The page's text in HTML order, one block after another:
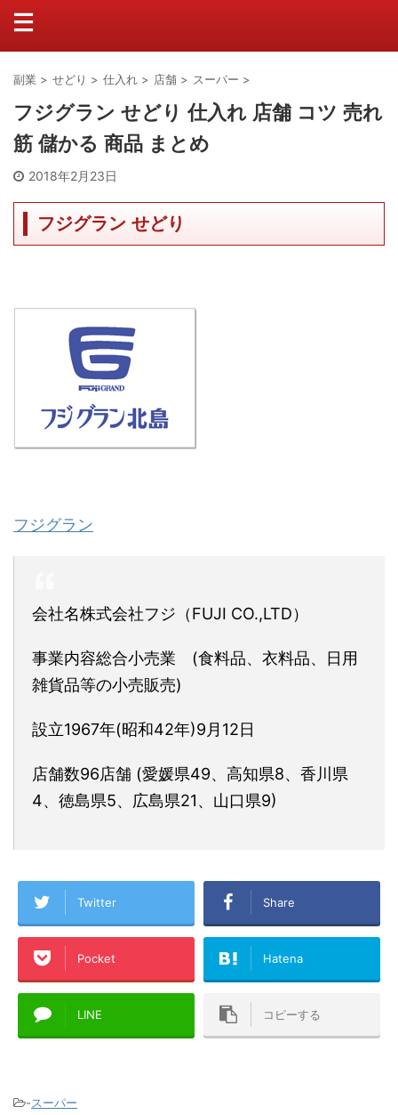
副業 > せどり > 仕入れ > 店舗 > スーパー >
フジグラン せどり 仕入れ 店舗 コツ 売れ
筋 儲かる 商品 まとめ
2018年2月23日
フジグラン せどり
フジグラン
会社名株式会社フジ（FUJI CO.,LTD）
事業内容総合小売業 (食料品、衣料品、日用
雑貨品等の小売販売)
設立1967年(昭和42年)9月12日
店舗数96店舗 (愛媛県49、高知県8、香川県
4、徳島県5、広島県21、山口県9)
Twitter Share
Pocket Hatena
LINE コピーする
-スーパー